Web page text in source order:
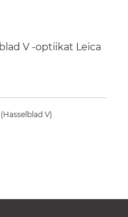
V -optiikat Leica
V)